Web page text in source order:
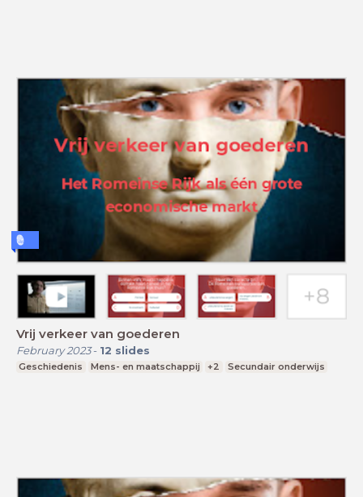
Vrij verkeer van goederen
February 2023- 12 slides
Geschiedenis Mens- en maatschappij +2 Secundair onderwijs